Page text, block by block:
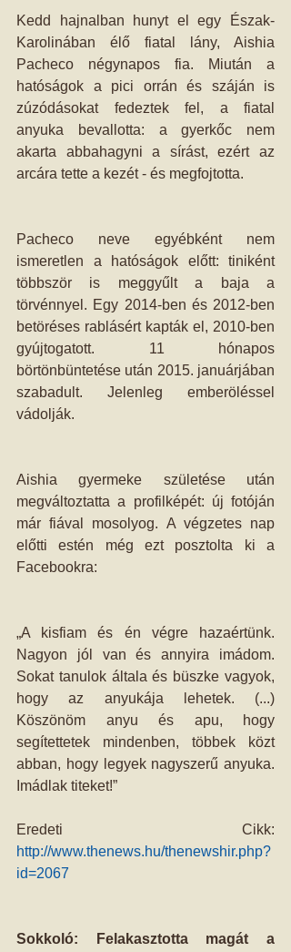
Kedd hajnalban hunyt el egy Észak-
Karolinában élő fiatal lány, Aishia
Pacheco négynapos fia. Miután a
hatóságok a pici orrán és száján is
zúzódásokat fedeztek fel, a fiatal
anyuka bevallotta: a gyerkőc nem
akarta abbahagyni a sírást, ezért az
arcára tette a kezét - és megfojtotta.
Pacheco neve egyébként nem
ismeretlen a hatóságok előtt: tiniként
többször is meggyűlt a baja a
törvénnyel. Egy 2014-ben és 2012-ben
betöréses rablásért kapták el, 2010-ben
gyújtogatott. 11 hónapos
börtönbüntetése után 2015. januárjában
szabadult. Jelenleg emberöléssel
vádolják.
Aishia gyermeke születése után
megváltoztatta a profilképét: új fotóján
már fiával mosolyog. A végzetes nap
előtti estén még ezt posztolta ki a
Facebookra:
„A kisfiam és én végre hazaértünk.
Nagyon jól van és annyira imádom.
Sokat tanulok általa és büszke vagyok,
hogy az anyukája lehetek. (...)
Köszönöm anyu és apu, hogy
segítettetek mindenben, többek közt
abban, hogy legyek nagyszerű anyuka.
Imádlak titeket!”
http://www.thenews.hu/thenewshir.php?
id=2067
Sokkoló: Felakasztotta magát a